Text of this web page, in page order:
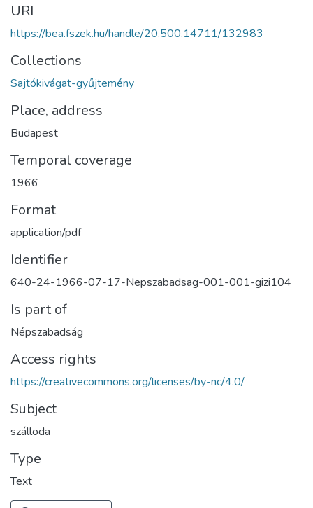
URI
https://bea.fszek.hu/handle/20.500.14711/132983
Collections
Sajtókivágat-gyűjtemény
Place, address
Budapest
Temporal coverage
1966
Format
application/pdf
Identifier
640-24-1966-07-17-Nepszabadsag-001-001-gizi104
Is part of
Népszabadság
Access rights
https://creativecommons.org/licenses/by-nc/4.0/
Subject
szálloda
Type
Text